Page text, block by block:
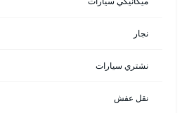
نجار
نشتري سيارات
نقل عفش